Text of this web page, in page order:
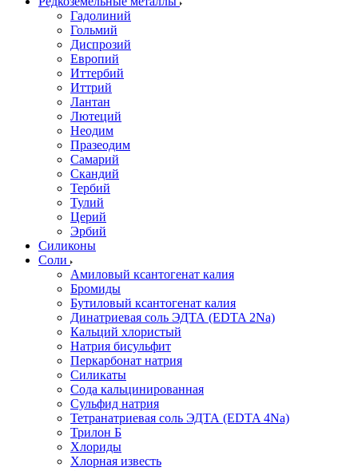
Гадолиний
Гольмий
Диспрозий
Европий
Иттербий
Иттрий
Лантан
Лютеций
Неодим
Празеодим
Самарий
Скандий
Тербий
Тулий
Церий
Эрбий
Силиконы
Соли
Амиловый ксантогенат калия
Бромиды
Бутиловый ксантогенат калия
Динатриевая соль ЭДТА (EDTA 2Na)
Кальций хлористый
Натрия бисульфит
Перкарбонат натрия
Силикаты
Сода кальцинированная
Сульфид натрия
Тетранатриевая соль ЭДТА (EDTA 4Na)
Трилон Б
Хлориды
Хлорная известь